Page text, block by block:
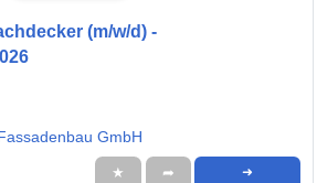
(m/w/d) -
GmbH
★ ➦ ➜